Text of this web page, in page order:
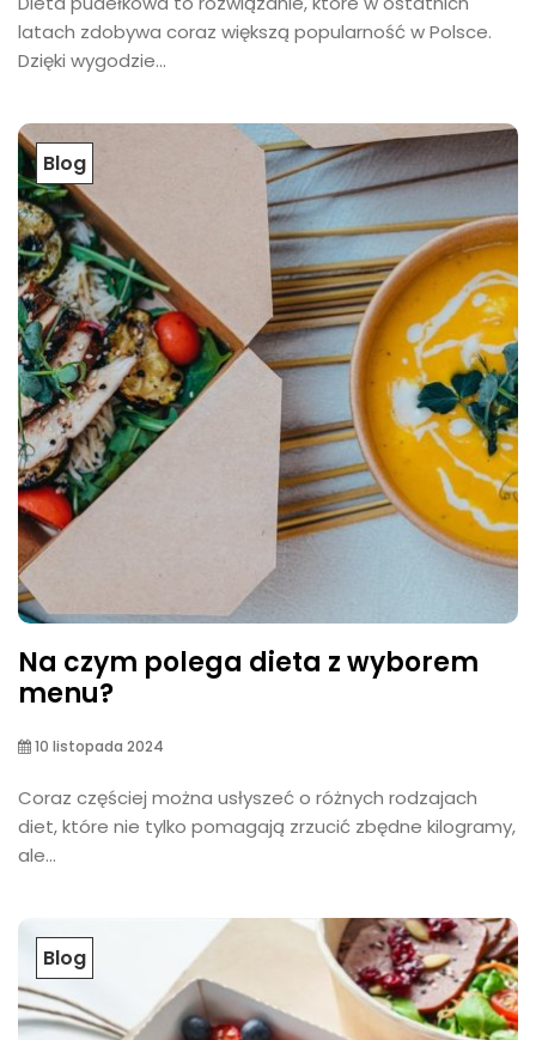
latach zdobywa coraz większą popularność w Polsce.
Dzięki wygodzie...
Blog
Na czym polega dieta z wyborem
menu?
10 listopada 2024
Coraz częściej można usłyszeć o różnych rodzajach
diet, które nie tylko pomagają zrzucić zbędne kilogramy,
ale...
Blog